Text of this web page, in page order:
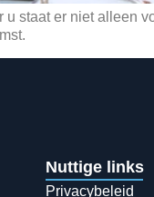
staat er niet alleen
Nuttige links
Privacybeleid